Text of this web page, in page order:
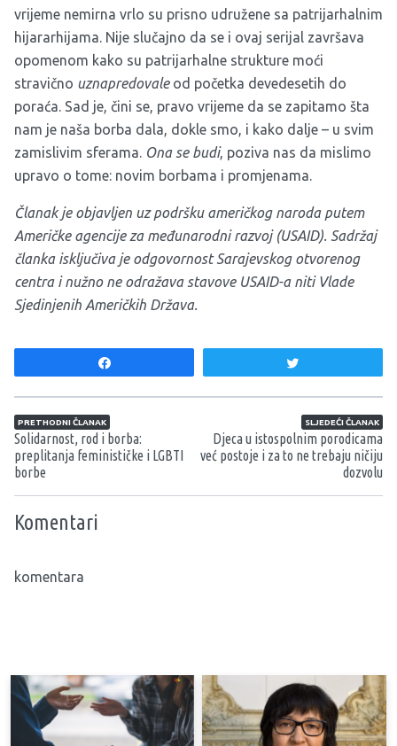
vrijeme nemirna vrlo su prisno udružene sa patrijarhalnim
hijararhijama. Nije slučajno da se i ovaj serijal završava
opomenom kako su patrijarhalne strukture moći
stravično uznapredovale od početka devedesetih do
poraća. Sad je, čini se, pravo vrijeme da se zapitamo šta
nam je naša borba dala, dokle smo, i kako dalje – u svim
zamislivim sferama. Ona se budi, poziva nas da mislimo
upravo o tome: novim borbama i promjenama.
Članak je objavljen uz podršku američkog naroda putem
Američke agencije za međunarodni razvoj (USAID). Sadržaj
članka isključiva je odgovornost Sarajevskog otvorenog
centra i nužno ne odražava stavove USAID-a niti Vlade
Sjedinjenih Američkih Država.
Navigacija članaka
PRETHODNI ČLANAK
Solidarnost, rod i borba:
preplitanja feminističke i LGBTI
borbe
SLJEDEĆI ČLANAK
Djeca u istospolnim porodicama
već postoje i za to ne trebaju ničiju
dozvolu
Komentari
komentara